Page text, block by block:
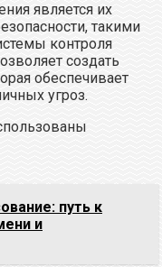
является их
такими
контроля
создать
обеспечивает
угроз.
путь к
и